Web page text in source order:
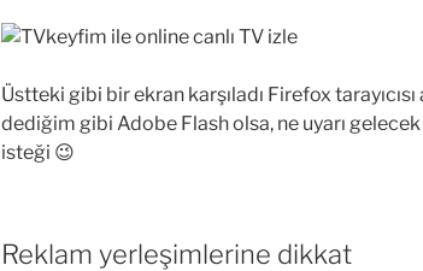
Üstteki gibi bir ekran karşıladı Firefox
dediğim gibi Adobe Flash olsa, ne uyarı
isteği 😉
Reklam yerleşimlerine dikkat